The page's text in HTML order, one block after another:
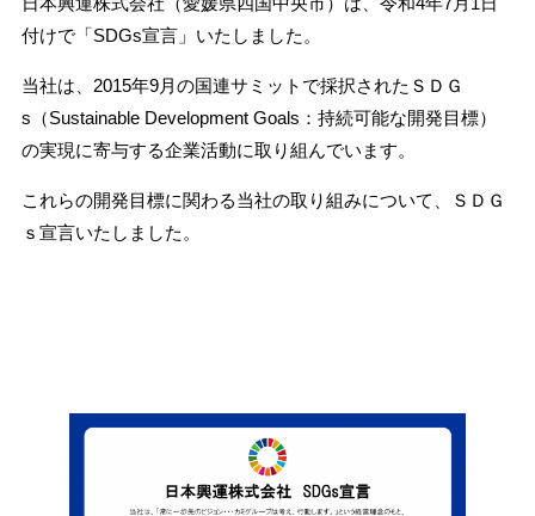
付けで「SDGs宣言」いたしました。
当社は、2015年9月の国連サミットで採択されたＳＤＧ
s（Sustainable Development Goals：持続可能な開発目標）
の実現に寄与する企業活動に取り組んでいます。
これらの開発目標に関わる当社の取り組みについて、ＳＤＧ
ｓ宣言いたしました。